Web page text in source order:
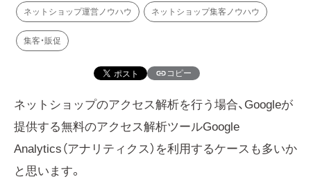
ネットショップ運営ノウハウ ネットショップ集客ノウハウ
集客・販促
コピー
ネットショップのアクセス解析を行う場合、Googleが
提供する無料のアクセス解析ツールGoogle
Analytics（アナリティクス）を利用するケースも多いか
と思います。